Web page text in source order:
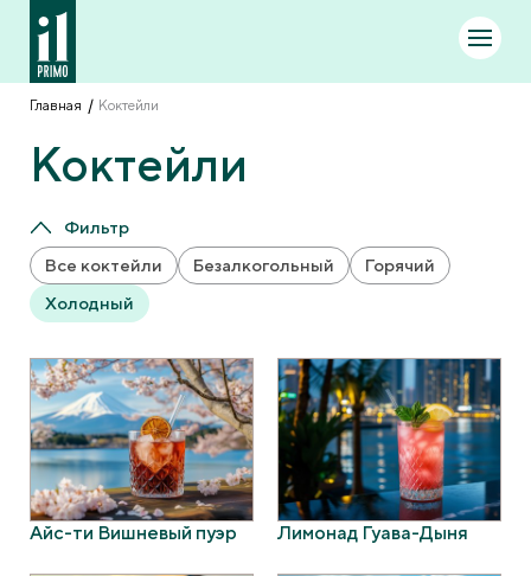
Главная Коктейли
Коктейли
Фильтр
Все коктейли
Безалкогольный
Горячий
Холодный
Айс-ти Вишневый пуэр Лимонад Гуава-Дыня